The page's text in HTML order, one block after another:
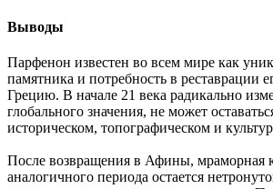
Выводы
Парфенон известен во всем мире как
памятника и потребность в реставрации
Грецию. В начале 21 века радикально
глобального значения, не может
историческом, топографическом и
После возвращения в Афины, мраморная
аналогичного периода остается